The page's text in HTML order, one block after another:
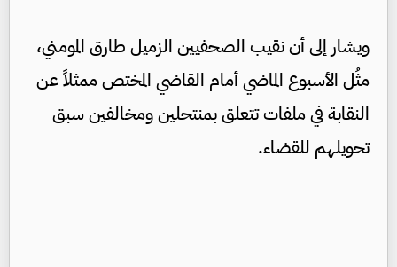
ويشار إلى أن نقيب الصحفيين الزميل طارق المومني،
مثُل الأسبوع الماضي أمام القاضي المختص ممثلاً عن
النقابة في ملفات تتعلق بمنتحلين ومخالفين سبق
تحويلهم للقضاء.